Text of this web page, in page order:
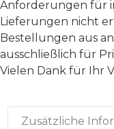
Anforderungen für
Lieferungen nicht
Bestellungen aus
ausschließlich für
Vielen Dank für Ihr
Zusätzliche